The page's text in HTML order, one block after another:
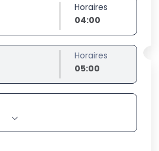
Horaires
04:00
Horaires
05:00